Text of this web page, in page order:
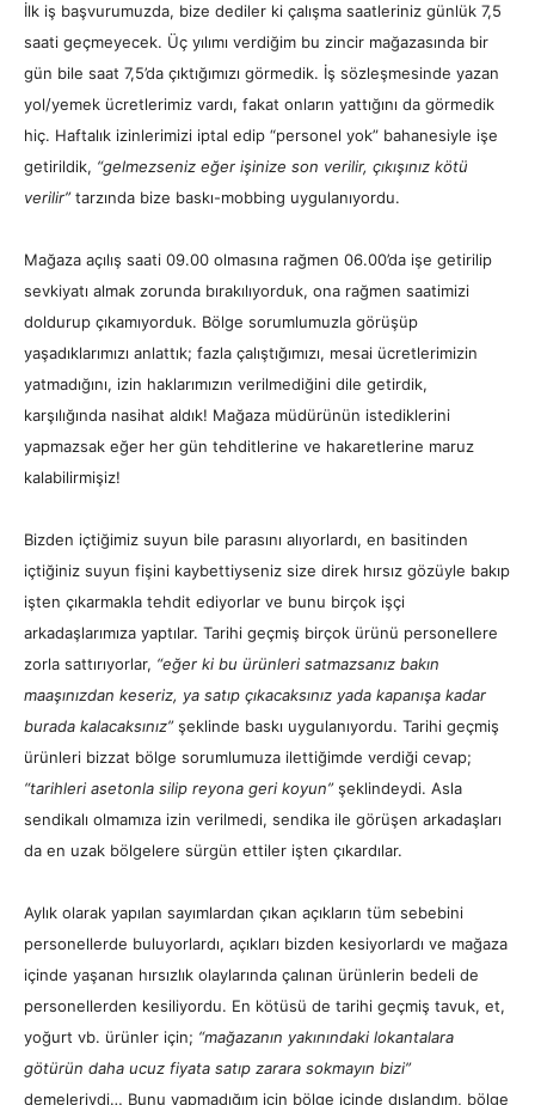
İlk iş başvurumuzda, bize dediler ki çalışma saatleriniz günlük 7,5
saati geçmeyecek. Üç yılımı verdiğim bu zincir mağazasında bir
gün bile saat 7,5’da çıktığımızı görmedik. İş sözleşmesinde yazan
yol/yemek ücretlerimiz vardı, fakat onların yattığını da görmedik
hiç. Haftalık izinlerimizi iptal edip “personel yok” bahanesiyle işe
getirildik, “gelmezseniz eğer işinize son verilir, çıkışınız kötü
verilir”tarzında bize baskı-mobbing uygulanıyordu.
Mağaza açılış saati 09.00 olmasına rağmen 06.00’da işe getirilip
sevkiyatı almak zorunda bırakılıyorduk, ona rağmen saatimizi
doldurup çıkamıyorduk. Bölge sorumlumuzla görüşüp
yaşadıklarımızı anlattık; fazla çalıştığımızı, mesai ücretlerimizin
yatmadığını, izin haklarımızın verilmediğini dile getirdik,
karşılığında nasihat aldık! Mağaza müdürünün istediklerini
yapmazsak eğer her gün tehditlerine ve hakaretlerine maruz
kalabilirmişiz!
Bizden içtiğimiz suyun bile parasını alıyorlardı, en basitinden
içtiğiniz suyun fişini kaybettiyseniz size direk hırsız gözüyle bakıp
işten çıkarmakla tehdit ediyorlar ve bunu birçok işçi
arkadaşlarımıza yaptılar. Tarihi geçmiş birçok ürünü personellere
zorla sattırıyorlar, “eğer ki bu ürünleri satmazsanız bakın
maaşınızdan keseriz, ya satıp çıkacaksınız yada kapanışa kadar
burada kalacaksınız”şeklinde baskı uygulanıyordu. Tarihi geçmiş
ürünleri bizzat bölge sorumlumuza ilettiğimde verdiği cevap;
“tarihleri asetonla silip reyona geri koyun”şeklindeydi. Asla
sendikalı olmamıza izin verilmedi, sendika ile görüşen arkadaşları
da en uzak bölgelere sürgün ettiler işten çıkardılar.
Aylık olarak yapılan sayımlardan çıkan açıkların tüm sebebini
personellerde buluyorlardı, açıkları bizden kesiyorlardı ve mağaza
içinde yaşanan hırsızlık olaylarında çalınan ürünlerin bedeli de
personellerden kesiliyordu. En kötüsü de tarihi geçmiş tavuk, et,
yoğurt vb. ürünler için; “mağazanın yakınındaki lokantalara
götürün daha ucuz fiyata satıp zarara sokmayın bizi”
demeleriydi… Bunu yapmadığım için bölge içinde dışlandım, bölge